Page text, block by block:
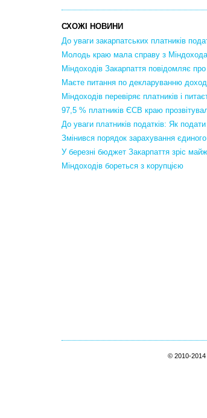
СХОЖІ НОВИНИ
До уваги закарпатських платників
Молодь краю мала справу з
Міндоходів Закарпаття повідомляє
Маєте питання по декларуванню
Міндоходів перевіряє платників і
97,5 % платників ЄСВ краю
До уваги платників податків: Як
Змінився порядок зарахування
У березні бюджет Закарпаття зріс
Міндоходів бореться з корупцією
© 2010-2014